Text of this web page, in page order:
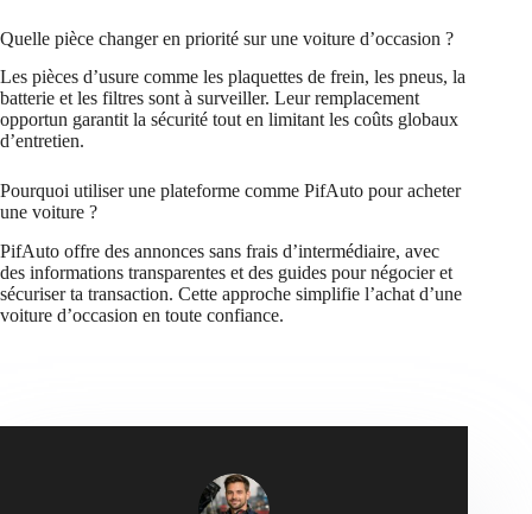
Quelle pièce changer en priorité sur une voiture d’occasion ?
Les pièces d’usure comme les plaquettes de frein, les pneus, la
batterie et les filtres sont à surveiller. Leur remplacement
opportun garantit la sécurité tout en limitant les coûts globaux
d’entretien.
Pourquoi utiliser une plateforme comme PifAuto pour acheter
une voiture ?
PifAuto offre des annonces sans frais d’intermédiaire, avec
des informations transparentes et des guides pour négocier et
sécuriser ta transaction. Cette approche simplifie l’achat d’une
voiture d’occasion en toute confiance.